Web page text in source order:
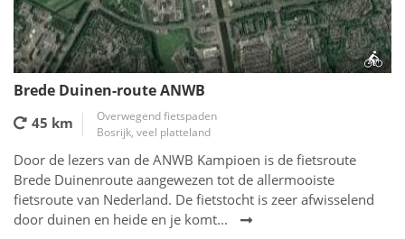
Brede Duinen-route ANWB
45 km
Overwegend fietspaden
Bosrijk, veel platteland
Door de lezers van de ANWB Kampioen is de fietsroute
Brede Duinenroute aangewezen tot de allermooiste
fietsroute van Nederland. De fietstocht is zeer afwisselend
door duinen en heide en je komt...